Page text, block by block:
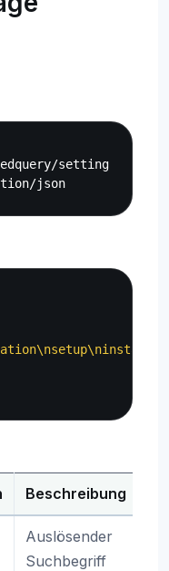
setting
Beschreibung
Auslösender
Suchbegriff